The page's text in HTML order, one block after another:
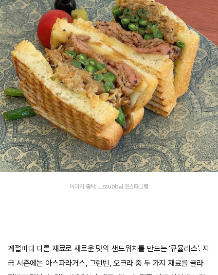
이미지 출처: __ssubb님 인스타그램
계절마다 다른 재료로 새로운 맛의 샌드위치를 만드는 ‘큐뮬러스’. 지
금 시즌에는 아스파라거스, 그린빈, 오크라 중 두 가지 재료를 골라